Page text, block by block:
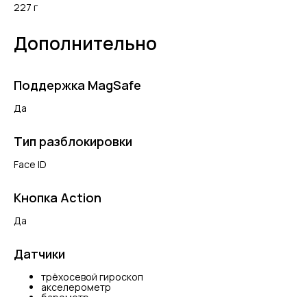
227 г
Дополнительно
Поддержка MagSafe
Да
Тип разблокировки
Face ID
Кнопка Action
Да
Датчики
трёхосевой гироскоп
акселерометр